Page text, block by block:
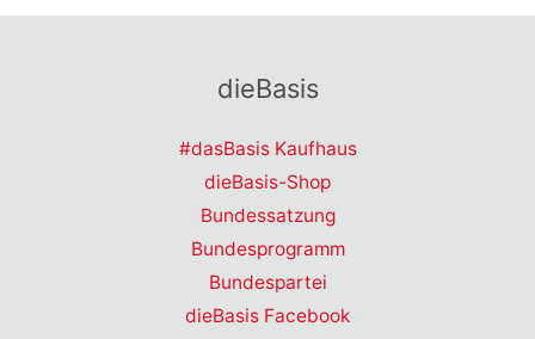
dieBasis
#dasBasis Kaufhaus
dieBasis-Shop
Bundessatzung
Bundesprogramm
Bundespartei
dieBasis Facebook